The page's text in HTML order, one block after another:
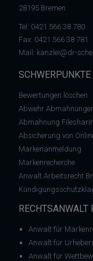
28195 Bremen
Tel: 0421 566 38 780
Fax: 0421 566 38 781
Mail: kanzlei@dr-
SCHWERPUNKTE
Bewertungen löschen
Abwehr
Abmahnung
Absicherung von
Markenanmeldung
Markenrecherche
Anwalt Arbeitsrecht
RECHTSANWALT
Anwalt für
Anwalt für
Anwalt für